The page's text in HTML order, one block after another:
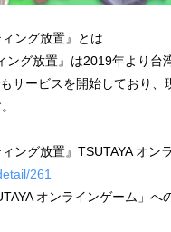
ング放置』とは
ング放置』は2019年より
サービスを開始しており
ング放置』TSUTAYA オン
261
オンラインゲーム」へ